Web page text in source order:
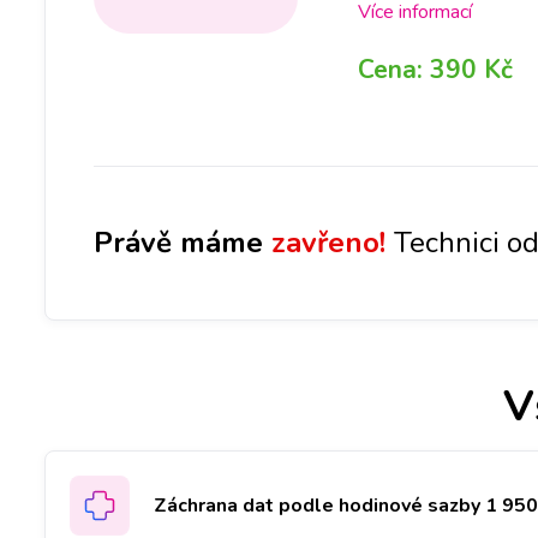
rámci opravy,
po jejím provedení,
Více informací
Cena: 390 Kč
Právě máme zavřeno! Technici
Záchrana dat podle hodinové sazby 1 950